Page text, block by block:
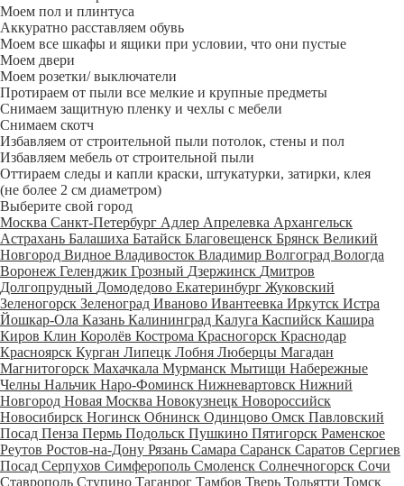
Моем пол и плинтуса
Аккуратно расставляем обувь
Моем все шкафы и ящики при условии, что они пустые
Моем двери
Моем розетки/ выключатели
Протираем от пыли все мелкие и крупные предметы
Снимаем защитную пленку и чехлы с мебели
Снимаем скотч
Избавляем от строительной пыли потолок, стены и пол
Избавляем мебель от строительной пыли
Оттираем следы и капли краски, штукатурки, затирки, клея
(не более 2 см диаметром)
Выберите свой город
Москва Санкт-Петербург Адлер Апрелевка Архангельск
Астрахань Балашиха Батайск Благовещенск Брянск Великий
Новгород Видное Владивосток Владимир Волгоград Вологда
Воронеж Геленджик Грозный Дзержинск Дмитров
Долгопрудный Домодедово Екатеринбург Жуковский
Зеленогорск Зеленоград Иваново Ивантеевка Иркутск Истра
Йошкар-Ола Казань Калининград Калуга Каспийск Кашира
Киров Клин Королёв Кострома Красногорск Краснодар
Красноярск Курган Липецк Лобня Люберцы Магадан
Магнитогорск Махачкала Мурманск Мытищи Набережные
Челны Нальчик Наро-Фоминск Нижневартовск Нижний
Новгород Новая Москва Новокузнецк Новороссийск
Новосибирск Ногинск Обнинск Одинцово Омск Павловский
Посад Пенза Пермь Подольск Пушкино Пятигорск Раменское
Реутов Ростов-на-Дону Рязань Самара Саранск Саратов Сергиев
Посад Серпухов Симферополь Смоленск Солнечногорск Сочи
Ставрополь Ступино Таганрог Тамбов Тверь Тольятти Томск